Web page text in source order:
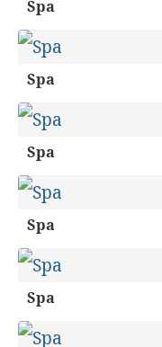
Spa
Spa
Spa
Spa
Spa